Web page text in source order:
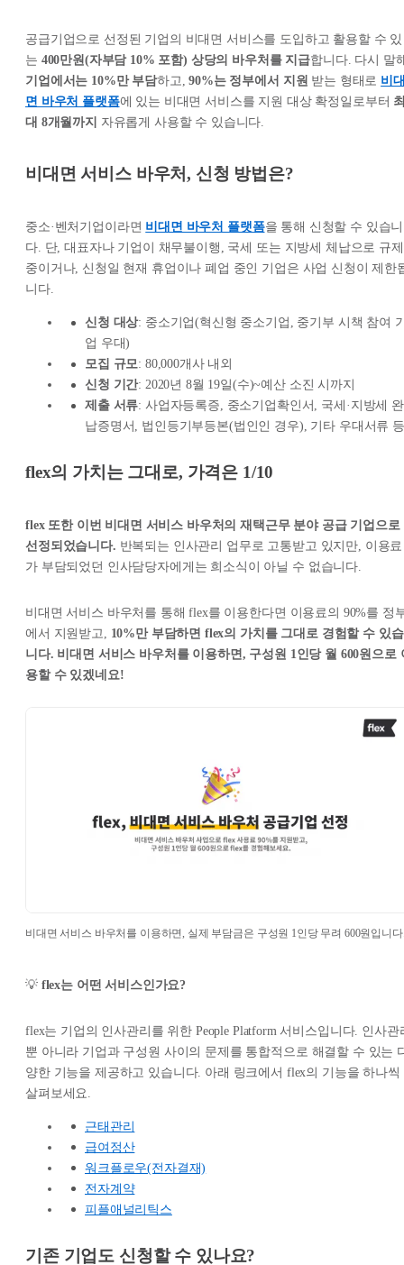
공급기업으로 선정된 기업의 비대면 서비스를 도입하고 활용할 수 있
는 400만원(자부담 10% 포함) 상당의 바우처를 지급합니다. 다시 말
기업에서는 10%만 부담하고,90%는 정부에서 지원 받는 형태로 비
면 바우처 플랫폼에 있는 비대면 서비스를 지원 대상 확정일로부터
대 8개월까지 자유롭게 사용할 수 있습니다.
비대면 서비스 바우처, 신청 방법은?
중소·벤처기업이라면 비대면 바우처 플랫폼을 통해 신청할 수 있습니
다. 단, 대표자나 기업이 채무불이행, 국세 또는 지방세 체납으로 규제
중이거나, 신청일 현재 휴업이나 폐업 중인 기업은 사업 신청이 제한
니다.
신청 대상: 중소기업(혁신형 중소기업, 중기부 시책 참여
업 우대)
모집 규모: 80,000개사 내외
신청 기간: 2020년 8월 19일(수)~예산 소진 시까지
제출 서류: 사업자등록증, 중소기업확인서, 국세·지방세 완
납증명서, 법인등기부등본(법인인 경우), 기타 우대서류 등
flex의 가치는 그대로, 가격은 1/10
flex 또한 이번 비대면 서비스 바우처의 재택근무 분야 공급 기업으로
선정되었습니다. 반복되는 인사관리 업무로 고통받고 있지만, 이용료
가 부담되었던 인사담당자에게는 희소식이 아닐 수 없습니다.
비대면 서비스 바우처를 통해 flex를 이용한다면 이용료의 90%를 정
에서 지원받고, 10%만 부담하면 flex의 가치를 그대로 경험할 수 있습
니다. 비대면 서비스 바우처를 이용하면, 구성원 1인당 월 600원으로
용할 수 있겠네요!
비대면 서비스 바우처를 이용하면, 실제 부담금은 구성원 1인당 무려 600원입니
💡 flex는 어떤 서비스인가요?
flex는 기업의 인사관리를 위한 People Platform 서비스입니다. 인사관
뿐 아니라 기업과 구성원 사이의 문제를 통합적으로 해결할 수 있는
양한 기능을 제공하고 있습니다. 아래 링크에서 flex의 기능을 하나씩
살펴보세요.
근태관리
급여정산
워크플로우(전자결재)
전자계약
피플애널리틱스
기존 기업도 신청할 수 있나요?